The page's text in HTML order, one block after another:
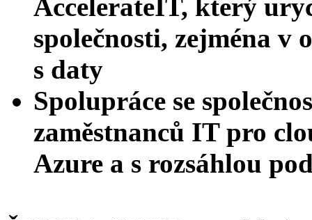
AccelerateIT, který
společnosti, zejména v
s daty
Spolupráce se
zaměstnanců IT pro
Azure a s rozsáhlou